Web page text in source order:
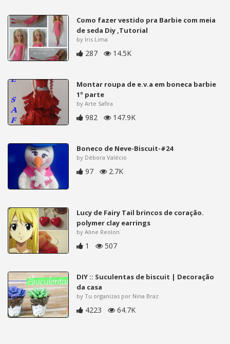
Como fazer vestido pra Barbie com meia
de seda Diy ,Tutorial
by Iris Lima
287 14.5K
Montar roupa de e.v.a em boneca barbie
1º parte
by Arte Safira
982 147.9K
Boneco de Neve-Biscuit-#24
by Débora Valécio
97 2.7K
Lucy de Fairy Tail brincos de coração.
polymer clay earrings
by Aline Reolon
1 507
DIY :: Suculentas de biscuit | Decoração
da casa
by Tu organizas por Nina Braz
4223 64.7K